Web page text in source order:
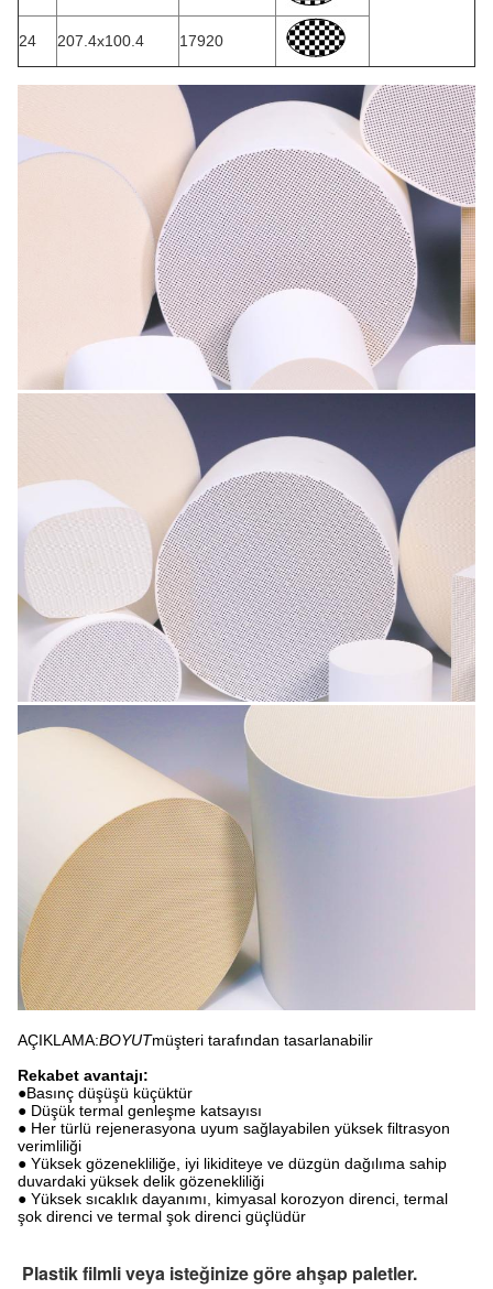
24 207.4x100.4 17920
AÇIKLAMA:BOYUTmüşteri tarafından tasarlanabilir
Rekabet avantajı:
●Basınç düşüşü küçüktür
● Düşük termal genleşme katsayısı
● Her türlü rejenerasyona uyum sağlayabilen yüksek filtrasyon
verimliliği
● Yüksek gözenekliliğe, iyi likiditeye ve düzgün dağılıma sahip
duvardaki yüksek delik gözenekliliği
● Yüksek sıcaklık dayanımı, kimyasal korozyon direnci, termal
şok direnci ve termal şok direnci güçlüdür
Plastik filmli veya isteğinize göre ahşap paletler.